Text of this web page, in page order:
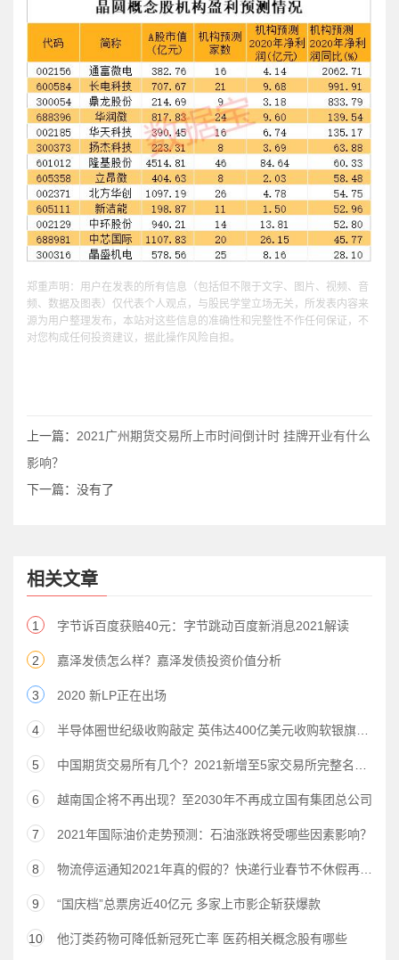
郑重声明：用户在发表的所有信息（包括但不限于文字、图片、视频、音
频、数据及图表）仅代表个人观点，与股民学堂立场无关，所发表内容来
源为用户整理发布，本站对这些信息的准确性和完整性不作任何保证，不
对您构成任何投资建议，据此操作风险自担。
上一篇： 2021广州期货交易所上市时间倒计时 挂牌开业有什么
影响？
下一篇：没有了
相关文章
1 字节诉百度获赔40元：字节跳动百度新消息2021解读
2 嘉泽发债怎么样？嘉泽发债投资价值分析
3 2020 新LP正在出场
4 半导体圈世纪级收购敲定 英伟达400亿美元收购软银旗下ARM（股）
5 中国期货交易所有几个？2021新增至5家交易所完整名单公布
6 越南国企将不再出现？至2030年不再成立国有集团总公司
7 2021年国际油价走势预测：石油涨跌将受哪些因素影响？
8 物流停运通知2021年真的假的？快递行业春节不休假再引热议
9 “国庆档”总票房近40亿元 多家上市影企斩获爆款
10 他汀类药物可降低新冠死亡率 医药相关概念股有哪些